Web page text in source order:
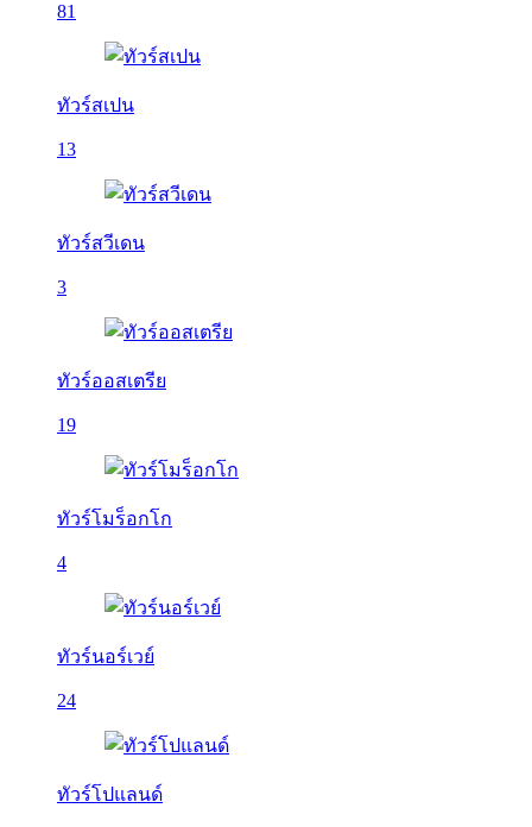
81
ทัวร์สเปน
13
ทัวร์สวีเดน
3
ทัวร์ออสเตรีย
19
ทัวร์โมร็อกโก
4
ทัวร์นอร์เวย์
24
ทัวร์โปแลนด์